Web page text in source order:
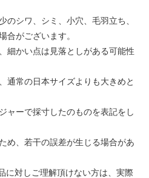
のシワ、シミ、小穴、毛羽立ち、
合がございます。
細かい点は見落としがある可能性
通常の日本サイズよりも大きめと
ャーで採寸したのものを表記をし
め、若干の誤差が生じる場合があ
に対しご理解頂けない方は、実際